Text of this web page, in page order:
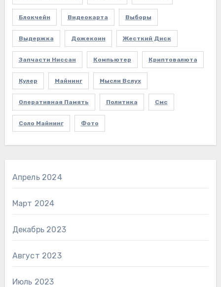
Блокчейн Видеокарта Выборы
Выдержка Дожекоин Жесткий Диск
Запчасти Ниссан Компьютер Криптовалюта
Кулер Майнинг Мысли Вслух
Оперативная Память Политика Смс
Соло Майнинг Фото
Апрель 2024
Март 2024
Декабрь 2023
Август 2023
Июль 2023